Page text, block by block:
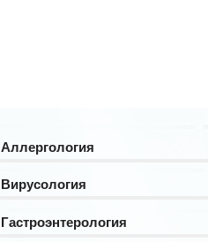
Аллергология
Вирусология
Гастроэнтерология